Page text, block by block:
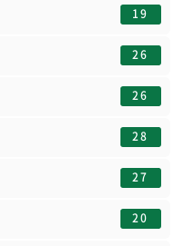
19
26
26
28
27
20